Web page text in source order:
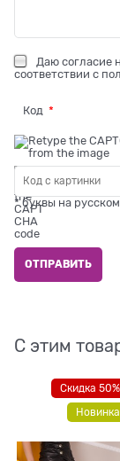
Даю согласие
соответствии с
Код
* буквы на
С этим
Скидка 50%
Новинка